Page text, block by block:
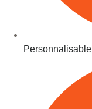
Personnalisable